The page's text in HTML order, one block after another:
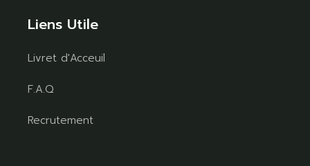
Liens Utile
Livret d'Acceuil
F.A.Q
Recrutement